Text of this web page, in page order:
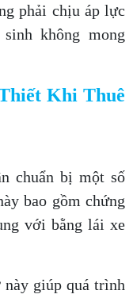
phải chịu áp lực
không mong
Khi Thuê
chuẩn bị một số
bao gồm chứng
với bằng lái xe
giúp quá trình